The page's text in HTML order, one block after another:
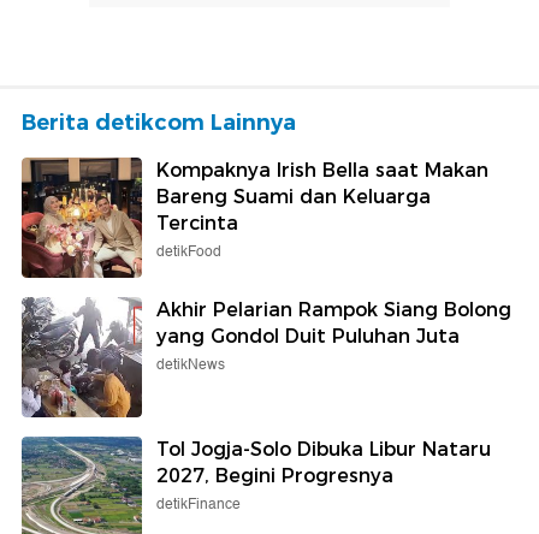
Berita detikcom Lainnya
Kompaknya Irish Bella saat Makan
Bareng Suami dan Keluarga
Tercinta
detikFood
Akhir Pelarian Rampok Siang Bolong
yang Gondol Duit Puluhan Juta
detikNews
Tol Jogja-Solo Dibuka Libur Nataru
2027, Begini Progresnya
detikFinance